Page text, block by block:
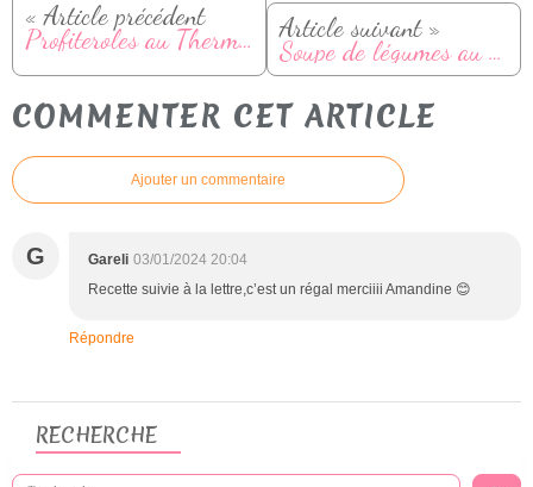
« Article précédent
Profiteroles au Thermomix Article suivant »
Soupe de légumes au Thermomix (velouté facile et rapide)
COMMENTER CET ARTICLE
Ajouter un commentaire
G Gareli 03/01/2024 20:04
Recette suivie à la lettre,c’est un régal merciiii Amandine 😊
Répondre
RECHERCHE